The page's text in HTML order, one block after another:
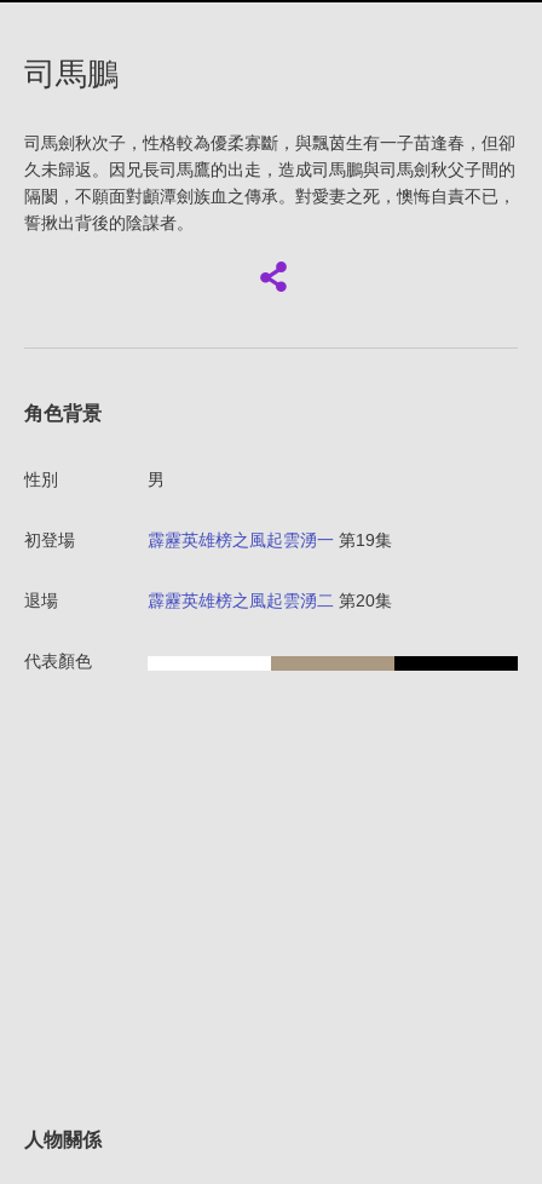
司馬鵬
司馬劍秋次子，性格較為優柔寡斷，與飄茵生有一子苗逢春，但卻
久未歸返。因兄長司馬鷹的出走，造成司馬鵬與司馬劍秋父子間的
隔閡，不願面對顱潭劍族血之傳承。對愛妻之死，懊悔自責不已，
誓揪出背後的陰謀者。
角色背景
性別 男
初登場 霹靂英雄榜之風起雲湧一 第19集
退場 霹靂英雄榜之風起雲湧二 第20集
代表顏色
人物關係